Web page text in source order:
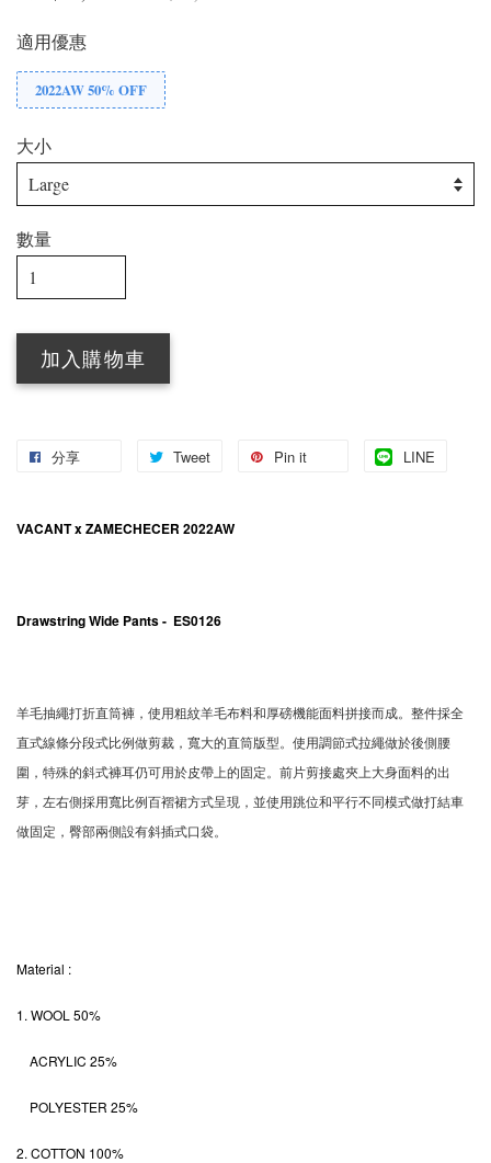
適用優惠
2022AW 50% OFF
大小
數量
加入購物車
分享 Tweet Pin it LINE
VACANT x ZAMECHECER 2022AW
Drawstring Wide Pants - ES0126
羊毛抽繩打折直筒褲，使用粗紋羊毛布料和厚磅機能面料拼接而成。整件採全
直式線條分段式比例做剪裁，寬大的直筒版型。使用調節式拉繩做於後側腰
圍，特殊的斜式褲耳仍可用於皮帶上的固定。前片剪接處夾上大身面料的出
芽，左右側採用寬比例百褶裙方式呈現，並使用跳位和平行不同模式做打結車
做固定，臀部兩側設有斜插式口袋。
Material :
1. WOOL 50%
ACRYLIC 25%
POLYESTER 25%
2. COTTON 100%